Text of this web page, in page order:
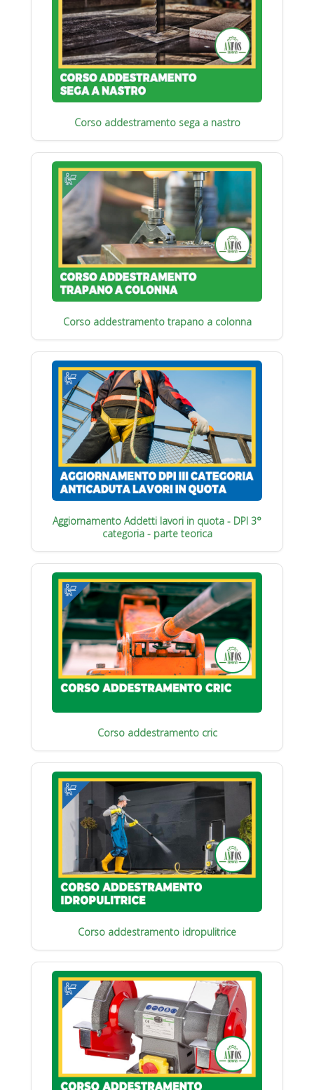
Corso addestramento sega a nastro
Corso addestramento trapano a colonna
Aggiornamento Addetti lavori in quota - DPI 3°
categoria - parte teorica
Corso addestramento cric
Corso addestramento idropulitrice